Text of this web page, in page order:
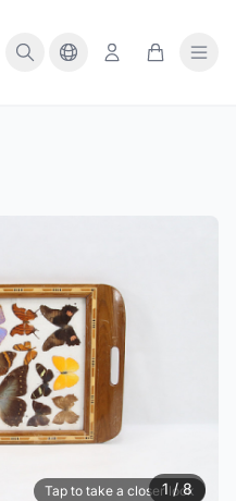
Tap to take a closer look
1 / 8